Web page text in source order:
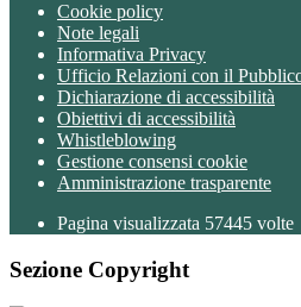
Cookie policy
Note legali
Informativa Privacy
Ufficio Relazioni con il
Dichiarazione di accessibilità
Obiettivi di accessibilità
Whistleblowing
Gestione consensi cookie
Amministrazione trasparente
Pagina visualizzata 57445 volte
Sezione Copyright